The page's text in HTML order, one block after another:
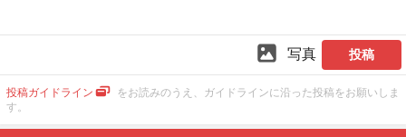
写真 投稿
投稿ガイドライン
をお読みのうえ、ガイドラインに沿った投稿をお願いしま
す。